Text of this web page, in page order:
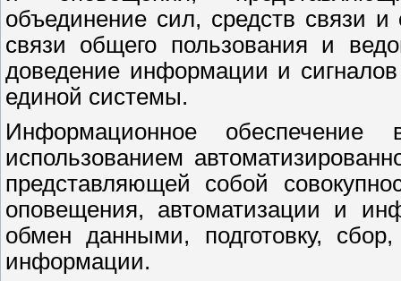
объединение сил, средств связи
связи общего пользования и
доведение информации и
единой системы.
Информационное
использованием
представляющей собой
оповещения, автоматизации и
обмен данными, подготовку,
информации.